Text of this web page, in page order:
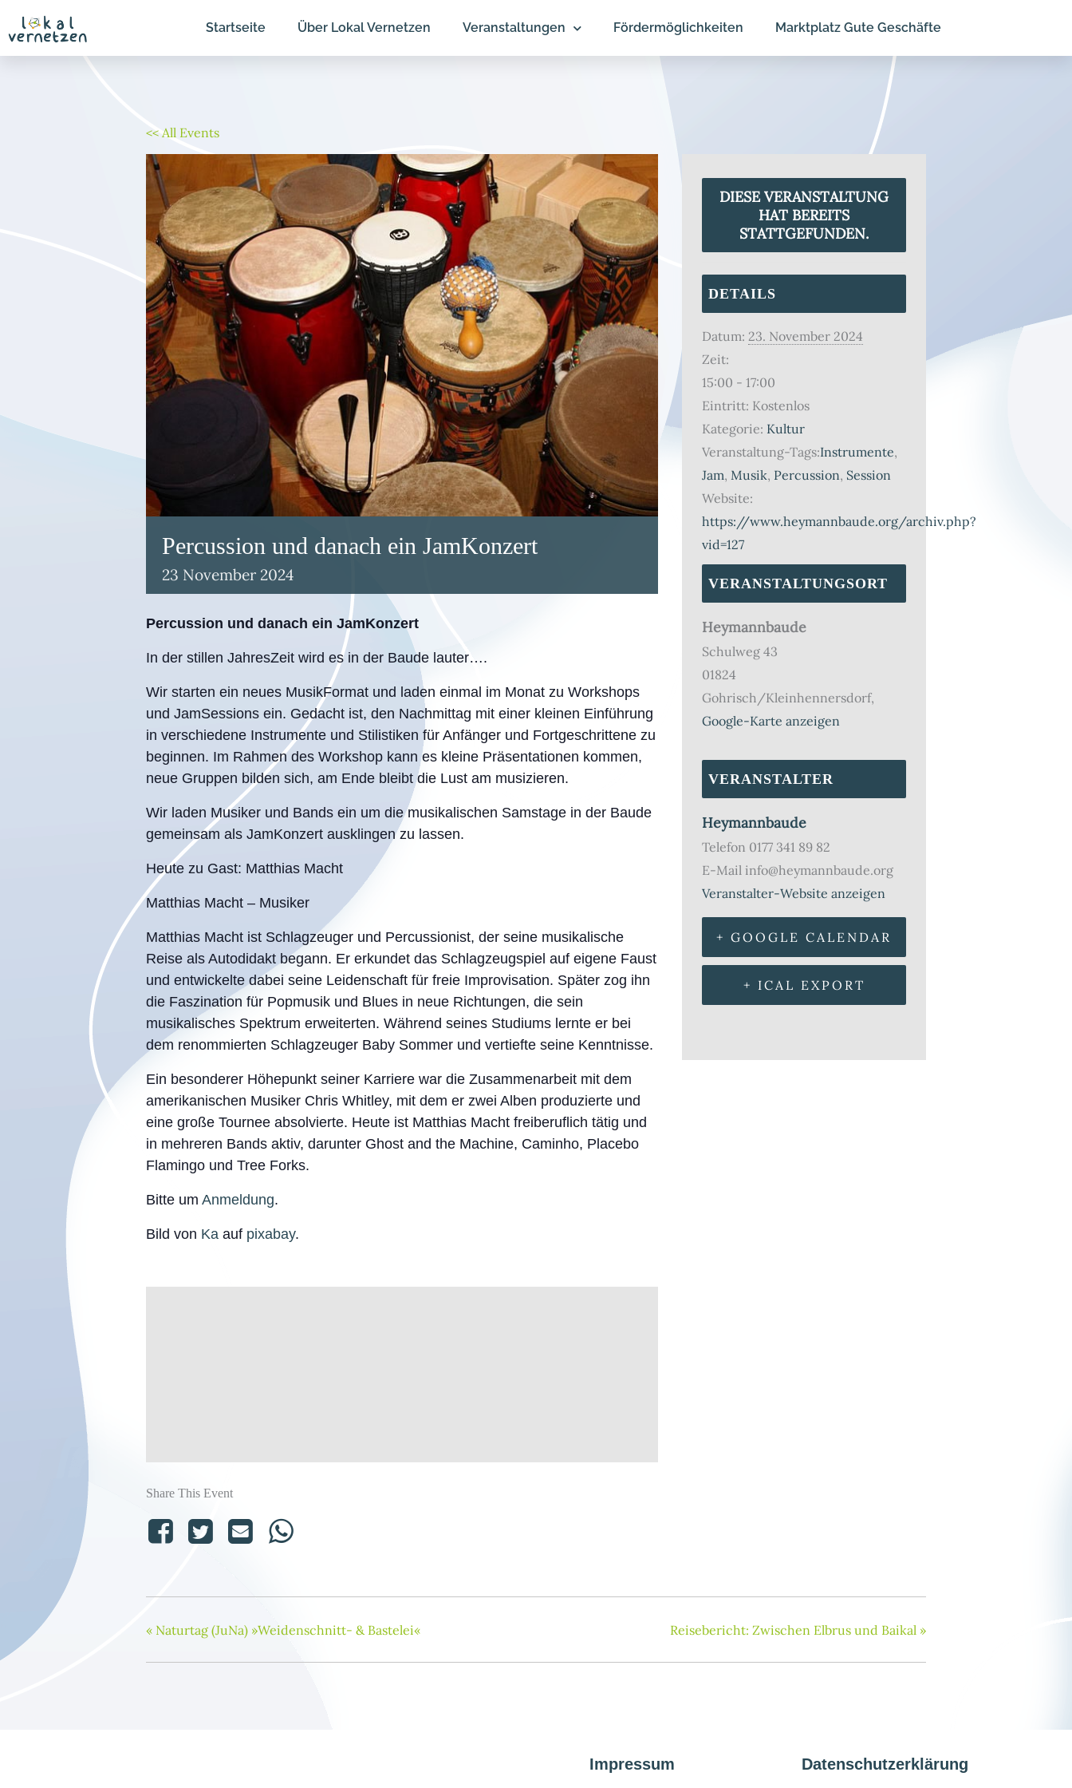
Inhalt
springen
Startseite Über Lokal Vernetzen Veranstaltungen Fördermöglichkeiten Marktplatz Gute Geschäfte
<< All Events
Percussion und danach ein JamKonzert
23 November 2024
Percussion und danach ein JamKonzert
In der stillen JahresZeit wird es in der Baude lauter….
Wir starten ein neues MusikFormat und laden einmal im Monat zu Workshops
und JamSessions ein. Gedacht ist, den Nachmittag mit einer kleinen Einführung
in verschiedene Instrumente und Stilistiken für Anfänger und Fortgeschrittene zu
beginnen. Im Rahmen des Workshop kann es kleine Präsentationen kommen,
neue Gruppen bilden sich, am Ende bleibt die Lust am musizieren.
Wir laden Musiker und Bands ein um die musikalischen Samstage in der Baude
gemeinsam als JamKonzert ausklingen zu lassen.
Heute zu Gast: Matthias Macht
Matthias Macht – Musiker
Matthias Macht ist Schlagzeuger und Percussionist, der seine musikalische
Reise als Autodidakt begann. Er erkundet das Schlagzeugspiel auf eigene Faust
und entwickelte dabei seine Leidenschaft für freie Improvisation. Später zog ihn
die Faszination für Popmusik und Blues in neue Richtungen, die sein
musikalisches Spektrum erweiterten. Während seines Studiums lernte er bei
dem renommierten Schlagzeuger Baby Sommer und vertiefte seine Kenntnisse.
Ein besonderer Höhepunkt seiner Karriere war die Zusammenarbeit mit dem
amerikanischen Musiker Chris Whitley, mit dem er zwei Alben produzierte und
eine große Tournee absolvierte. Heute ist Matthias Macht freiberuflich tätig und
in mehreren Bands aktiv, darunter Ghost and the Machine, Caminho, Placebo
Flamingo und Tree Forks.
Bitte um Anmeldung.
Bild von Ka auf pixabay.
Share This Event
DIESE VERANSTALTUNG
HAT BEREITS
STATTGEFUNDEN.
DETAILS
Datum: 23. November 2024
Zeit:
15:00 - 17:00
Eintritt: Kostenlos
Kategorie: Kultur
Veranstaltung-Tags:Instrumente,
Jam, Musik, Percussion, Session
Website:
https://www.heymannbaude.org/archiv.php?
vid=127
VERANSTALTUNGSORT
Heymannbaude
Schulweg 43
01824
Gohrisch/Kleinhennersdorf,
Google-Karte anzeigen
VERANSTALTER
Heymannbaude
Telefon 0177 341 89 82
E-Mail info@heymannbaude.org
Veranstalter-Website anzeigen
+ GOOGLE CALENDAR
+ ICAL EXPORT
« Naturtag (JuNa) »Weidenschnitt- & Bastelei« Reisebericht: Zwischen Elbrus und Baikal »
Impressum Datenschutzerklärung